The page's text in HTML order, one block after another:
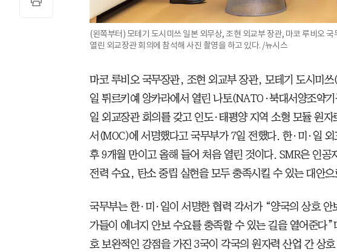
(왼쪽부터) 모테기 도시미쓰 일본 외무상, 조현 외교부 장관, 마코 루비오
열린 외교장관 회의에 참석해 사진 촬영을 하고 있다. /뉴시스
마코 루비오 국무장관, 조현 외교부 장관, 모테기 도시미
일 튀르키예 앙카라에서 열린 나토(NATO·북대서양조약
일 외교장관 회의를 갖고 인도·태평양 지역 소형 모듈 원
서(MOC)에 서명했다고 국무부가 7일 전했다. 한·미·일 외
후 9개월 만이고 올해 들어 처음 열린 것이다. SMR은 인
전력 수요, 탄소 중립 실현을 모두 충족시킬 수 있는 대안
국무부는 한·미·일이 서명한 협력 각서가 “양국의 상호 안
가들이 에너지 안보 수요를 충족할 수 있는 길을 열어준다
호 보완적인 강점을 가진 3국이 각국의 원자력 산업 간 상